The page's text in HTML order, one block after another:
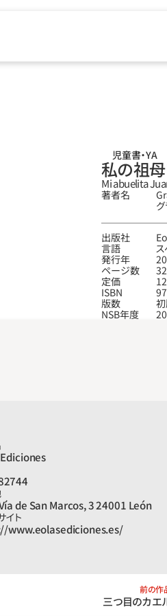
児童書・YA
私の祖
Mi abuelita
著者名
出版社
言語
発行年
ページ数
32
定価
ISBN
版数
NSB年度
de San Marcos, 3 24001 León
イト
www.eolasediciones.es/
前の作
三つ目のカエ